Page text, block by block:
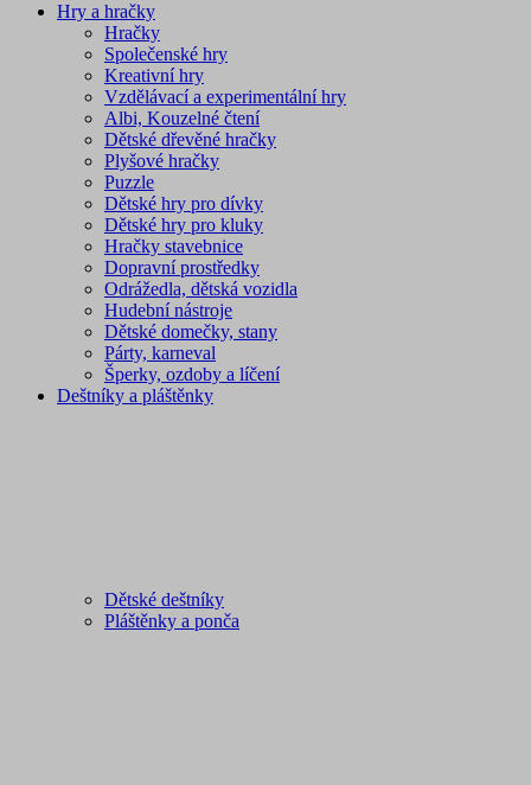
Hry a hračky
Hračky
Společenské hry
Kreativní hry
Vzdělávací a experimentální hry
Albi, Kouzelné čtení
Dětské dřevěné hračky
Plyšové hračky
Puzzle
Dětské hry pro dívky
Dětské hry pro kluky
Hračky stavebnice
Dopravní prostředky
Odrážedla, dětská vozidla
Hudební nástroje
Dětské domečky, stany
Párty, karneval
Šperky, ozdoby a líčení
Deštníky a pláštěnky
Dětské deštníky
Pláštěnky a ponča